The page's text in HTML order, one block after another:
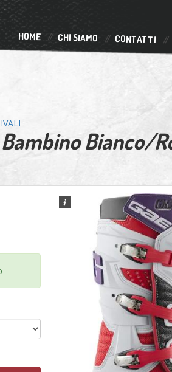
HOME CHI SIAMO CONTATTI
Bianco/